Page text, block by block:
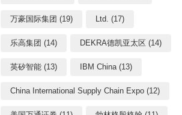
万豪国际集团 (19) Ltd. (17)
乐高集团 (14) DEKRA德凯亚太区 (14)
英矽智能 (13) IBM China (13)
China International Supply Chain Expo (12)